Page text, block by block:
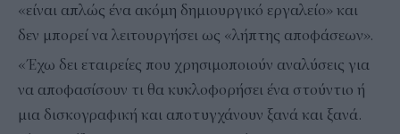
«είναι απλώς ένα ακόμη δημιουργικό εργαλείο» και
δεν μπορεί να λειτουργήσει ως «λήπτης αποφάσεων».
«Έχω δει εταιρείες που χρησιμοποιούν αναλύσεις για
να αποφασίσουν τι θα κυκλοφορήσει ένα στούντιο ή
μια δισκογραφική και αποτυγχάνουν ξανά και ξανά.